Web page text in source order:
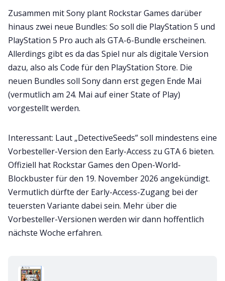
Zusammen mit Sony plant Rockstar Games darüber
hinaus zwei neue Bundles: So soll die PlayStation 5 und
PlayStation 5 Pro auch als GTA-6-Bundle erscheinen.
Allerdings gibt es da das Spiel nur als digitale Version
dazu, also als Code für den PlayStation Store. Die
neuen Bundles soll Sony dann erst gegen Ende Mai
(vermutlich am 24. Mai auf einer State of Play)
vorgestellt werden.
Interessant: Laut „DetectiveSeeds” soll mindestens eine
Vorbesteller-Version den Early-Access zu GTA 6 bieten.
Offiziell hat Rockstar Games den Open-World-
Blockbuster für den 19. November 2026 angekündigt.
Vermutlich dürfte der Early-Access-Zugang bei der
teuersten Variante dabei sein. Mehr über die
Vorbesteller-Versionen werden wir dann hoffentlich
nächste Woche erfahren.